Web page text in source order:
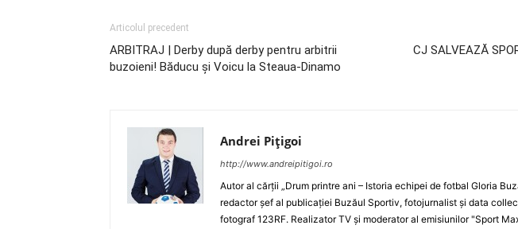
Articolul precedent
ARBITRAJ | Derby după derby pentru arbitrii
buzoieni! Băducu şi Voicu la Steaua-Dinamo
CJ SALVEAZĂ
Andrei Pițigoi
http://www.andreipitigoi.ro
Autor al cărţii „Drum printre ani – Istoria echipei de fotbal Gloria
redactor şef al publicaţiei Buzăul Sportiv, fotojurnalist şi data
fotograf 123RF. Realizator TV şi moderator al emisiunilor "Sport